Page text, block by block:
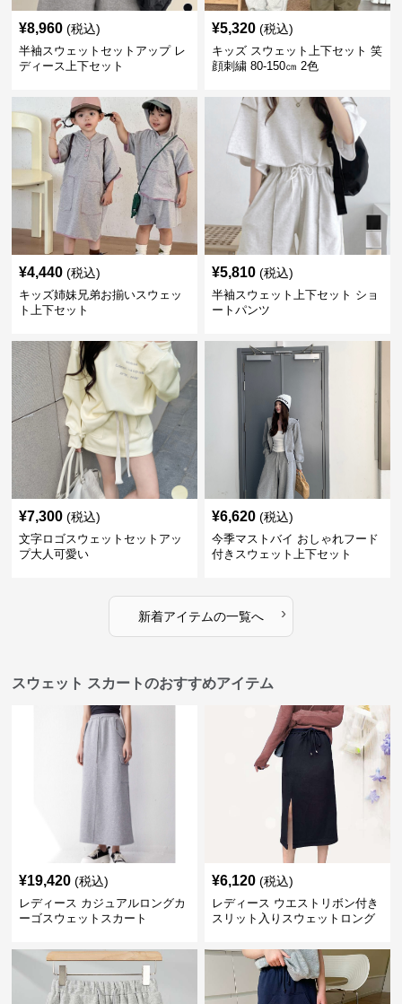
¥8,960 (税込)
半袖スウェットセットアップ レ
ディース上下セット
¥5,320 (税込)
キッズ スウェット上下セット 笑
顔刺繍 80-150㎝ 2色
¥4,440 (税込)
キッズ姉妹兄弟お揃いスウェッ
ト上下セット
¥5,810 (税込)
半袖スウェット上下セット ショ
ートパンツ
¥7,300 (税込)
文字ロゴスウェットセットアッ
プ大人可愛い
¥6,620 (税込)
今季マストバイ おしゃれフード
付きスウェット上下セット
新着アイテムの一覧へ ›
スウェット スカートのおすすめアイテム
¥19,420 (税込)
レディース カジュアルロングカ
ーゴスウェットスカート
¥6,120 (税込)
レディース ウエストリボン付き
スリット入りスウェットロング